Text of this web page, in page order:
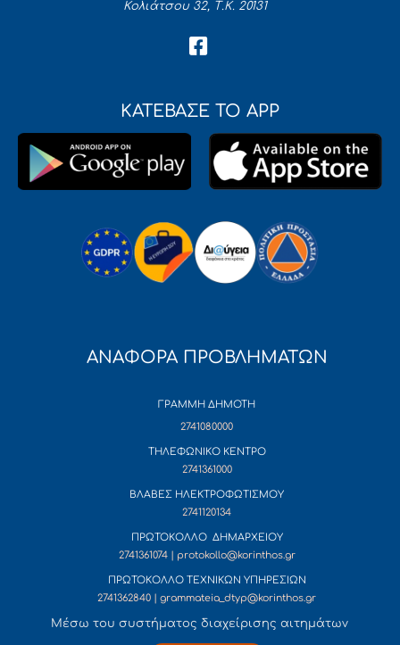
Κολιάτσου 32, Τ.Κ. 20131
ΚΑΤΕΒΑΣΕ ΤΟ APP
ΑΝΑΦΟΡΑ ΠΡΟΒΛΗΜΑΤΩΝ
ΓΡΑΜΜΗ ΔΗΜΟΤΗ
2741080000
ΤΗΛΕΦΩΝΙΚΟ ΚΕΝΤΡΟ
2741361000
ΒΛΑΒΕΣ ΗΛΕΚΤΡΟΦΩΤΙΣΜΟΥ
2741120134
ΠΡΩΤΟΚΟΛΛΟ ΔΗΜΑΡΧΕΙΟΥ
2741361074 | protokollo@korinthos.gr
ΠΡΩΤΟΚΟΛΛΟ ΤΕΧΝΙΚΩΝ ΥΠΗΡΕΣΙΩΝ
2741362840 | grammateia_dtyp@korinthos.gr
Mέσω του συστήματος διαχείρισης αιτημάτων